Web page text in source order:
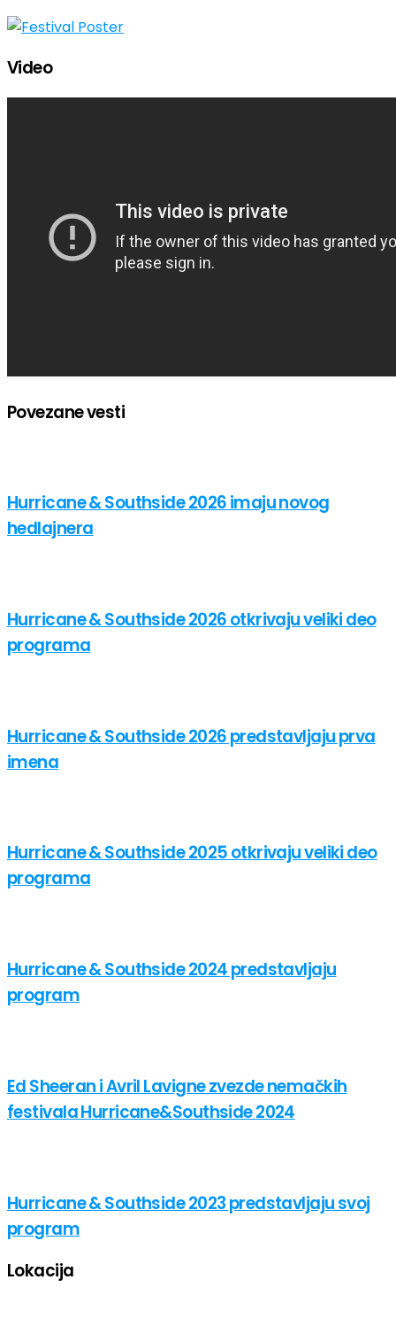
Video
Povezane vesti
Hurricane & Southside 2026 imaju novog
hedlajnera
Hurricane & Southside 2026 otkrivaju veliki deo
programa
Hurricane & Southside 2026 predstavljaju prva
imena
Hurricane & Southside 2025 otkrivaju veliki deo
programa
Hurricane & Southside 2024 predstavljaju
program
Ed Sheeran i Avril Lavigne zvezde nemačkih
festivala Hurricane&Southside 2024
Hurricane & Southside 2023 predstavljaju svoj
program
Lokacija